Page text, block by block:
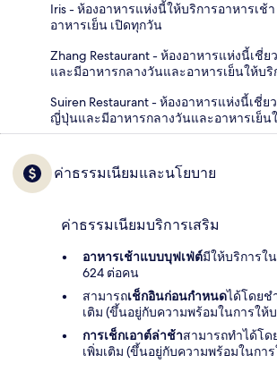
Iris - ห้องอาหารแห่งนี้ให้บริการอาหารเช้
อาหารเย็น เปิดทุกวัน
Zhang Restaurant - ห้องอาหารแห่งนี้เ
และมีอาหารกลางวันและอาหารเย็นให้บริ
Suiren Restaurant - ห้องอาหารแห่งนี้เชี่
ญี่ปุ่นและมีอาหารกลางวันและอาหารเย็น
ค่าธรรมเนียมและนโยบาย
ค่าธรรมเนียมบริการเสริม
อาหารเช้าแบบบุฟเฟ่ต์มีให้บริการใ
624 ต่อคน
สามารถเช็กอินก่อนกำหนดได้โดยช
เติม (ขึ้นอยู่กับความพร้อมในการให้
การเช็กเอาต์ล่าช้าสามารถทำได้โ
เพิ่มเติม (ขึ้นอยู่กับความพร้อมในกา